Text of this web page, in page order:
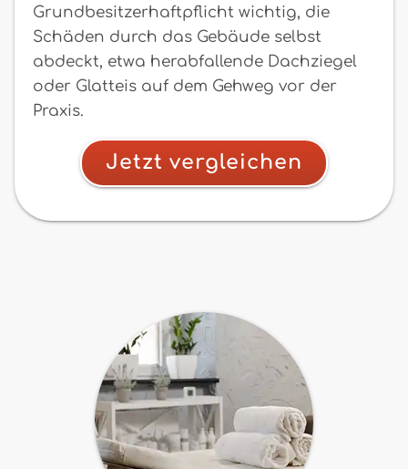
Grundbesitzerhaftpflicht wichtig, die
Schäden durch das Gebäude selbst
abdeckt, etwa herabfallende Dachziegel
oder Glatteis auf dem Gehweg vor der
Praxis.
Jetzt vergleichen